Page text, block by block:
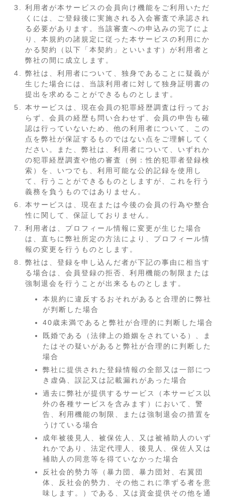
利用者が本サービスの会員向け機能をご利用いただ
くには、ご登録後に実施される入会審査で承認され
る必要があります。当該審査への申込みの完了によ
り、本規約の諸規定に従った本サービスの利用にか
かる契約（以下「本契約」といいます）が利用者と
弊社の間に成立します。
弊社は、利用者について、独身であることに疑義が
生じた場合には、当該利用者に対して独身証明書の
提出を求めることができるものとします。
本サービスは、現在会員の犯罪経歴調査は行ってお
らず、会員の経歴も問い合わせず、会員の申告も確
認は行っていないため、他の利用者について、この
点を弊社が保証するものではない点をご理解してく
ださい。また、弊社は、利用者について、いずれか
の犯罪経歴調査や他の審査（例：性的犯罪者登録検
索）を、いつでも、利用可能な公的記録を使用し
て、行うことができるものとしますが、これを行う
義務を負うものではありません。
本サービスは、現在または今後の会員の行為や整合
性に関して、保証しておりません。
利用者は、プロフィール情報に変更が生じた場合
は、直ちに弊社所定の方法により、プロフィール情
報の変更を行うものとします。
弊社は、登録を申し込んだ者が下記の事由に相当す
る場合は、会員登録の拒否、利用機能の制限または
強制退会を行うことが出来るものとします。
本規約に違反するおそれがあると合理的に弊社
が判断した場合
40歳未満であると弊社が合理的に判断した場合
既婚である（法律上の婚姻をされている）、ま
たはその疑いがあると弊社が合理的に判断した
場合
弊社に提供された登録情報の全部又は一部につ
き虚偽、誤記又は記載漏れがあった場合
過去に弊社が提供するサービス（本サービス以
外の各種サービスを含みます）において、警
告、利用機能の制限、または強制退会の措置を
うけている場合
成年被後見人、被保佐人、又は被補助人のいず
れかであり、法定代理人、後見人、保佐人又は
補助人の同意等を得ていなかった場合
反社会的勢力等（暴力団、暴力団対、右翼団
体、反社会的勢力、その他これに準ずる者を意
味します。）である、又は資金提供その他を通